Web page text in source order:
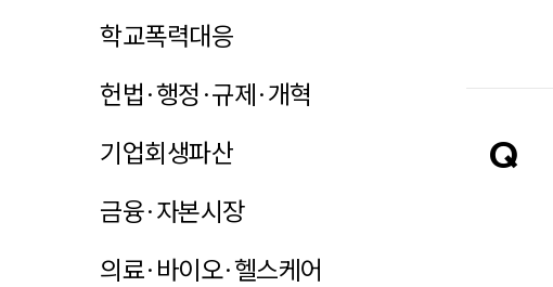
학교폭력대응
헌법·행정·규제·개혁
기업회생파산
금융·자본시장
의료·바이오·헬스케어
Q